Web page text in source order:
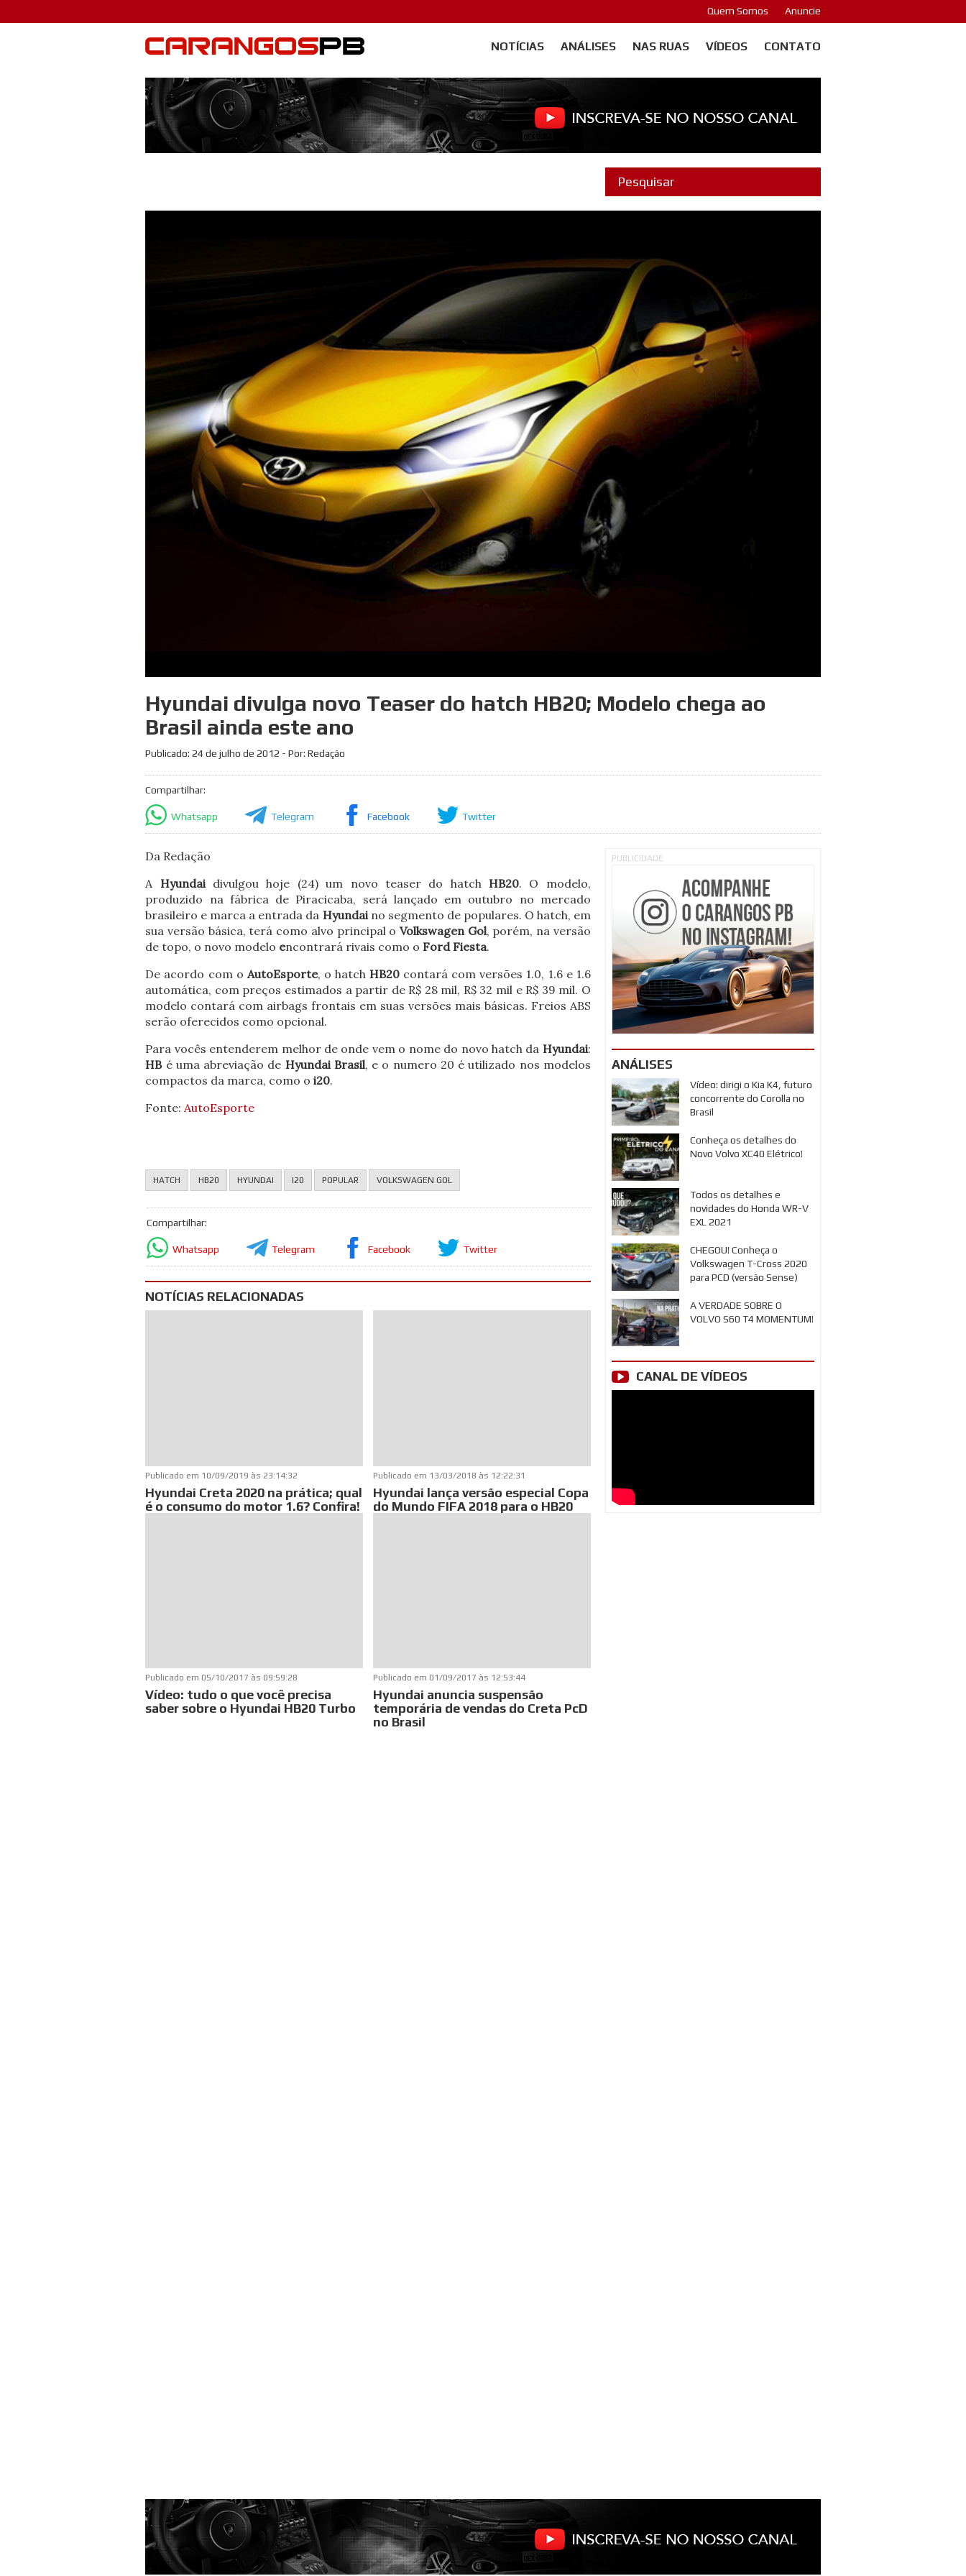
Quem Somos Anuncie
NOTÍCIAS ANÁLISES NAS RUAS VÍDEOS CONTATO
Hyundai divulga novo Teaser do hatch HB20; Modelo chega ao
Brasil ainda este ano
Publicado:24 de julho de 2012 - Por: Redação
Compartilhar:
Whatsapp Telegram Facebook Twitter
Da Redação
A Hyundaidivulgou hoje (24) um novo teaser do hatch HB20. O modelo,
produzido na fábrica de Piracicaba, será lançado em outubro no mercado
brasileiro e marca a entrada da Hyundaino segmento de populares. O hatch, em
sua versão básica, terá como alvo principal o Volkswagen Gol, porém, na versão
de topo, o novo modelo encontrará rivais como o Ford Fiesta.
De acordo com o AutoEsporte, o hatch HB20 contará com versões 1.0, 1.6 e 1.6
automática, com preços estimados a partir de R$ 28 mil, R$ 32 mil e R$ 39 mil. O
modelo contará com airbags frontais em suas versões mais básicas. Freios ABS
serão oferecidos como opcional.
Para vocês entenderem melhor de onde vem o nome do novo hatch da Hyundai:
HBé uma abreviação de Hyundai Brasil, e o numero 20 é utilizado nos modelos
compactos da marca, como oi20.
Fonte:AutoEsporte
HATCH HB20 HYUNDAI I20 POPULAR VOLKSWAGEN GOL
Compartilhar:
Whatsapp Telegram Facebook Twitter
NOTÍCIAS RELACIONADAS
Publicado em 10/09/2019 às 23:14:32
Hyundai Creta 2020 na prática; qual
é o consumo do motor 1.6? Confira!
Publicado em 13/03/2018 às 12:22:31
Hyundai lança versão especial Copa
do Mundo FIFA 2018 para o HB20
Publicado em 05/10/2017 às 09:59:28
Vídeo: tudo o que você precisa
saber sobre o Hyundai HB20 Turbo
Publicado em 01/09/2017 às 12:53:44
Hyundai anuncia suspensão
temporária de vendas do Creta PcD
no Brasil
PUBLICIDADE
ANÁLISES
Vídeo: dirigi o Kia K4, futuro
concorrente do Corolla no
Brasil
Conheça os detalhes do
Novo Volvo XC40 Elétrico!
Todos os detalhes e
novidades do Honda WR-V
EXL 2021
CHEGOU! Conheça o
Volkswagen T-Cross 2020
para PCD (versão Sense)
A VERDADE SOBRE O
VOLVO S60 T4 MOMENTUM!
CANAL DE VÍDEOS